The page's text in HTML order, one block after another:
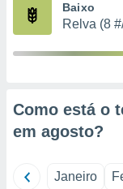
o
num
Baixo
Relva (8
Como está o
em agosto?
Janeiro